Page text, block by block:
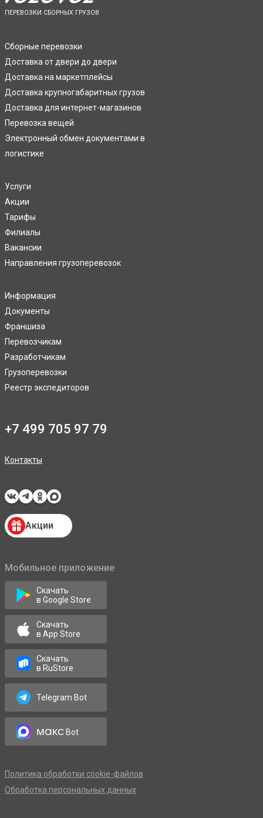
ПЕРЕВОЗКИ СБОРНЫХ ГРУЗОВ
Сборные перевозки
Доставка от двери до двери
Доставка на маркетплейсы
Доставка крупногабаритных грузов
Доставка для интернет-магазинов
Перевозка вещей
Электронный обмен документами в
логистике
Услуги
Акции
Тарифы
Филиалы
Вакансии
Направления грузоперевозок
Информация
Документы
Франшиза
Перевозчикам
Разработчикам
Грузоперевозки
Реестр экспедиторов
+7 499 705 97 79
Контакты
Акции
Мобильное приложение
Скачать
в Google Store
Скачать
в App Store
Скачать
в RuStore
Telegram Bot
максBot
Политика обработки cookie-файлов
Обработка персональных данных